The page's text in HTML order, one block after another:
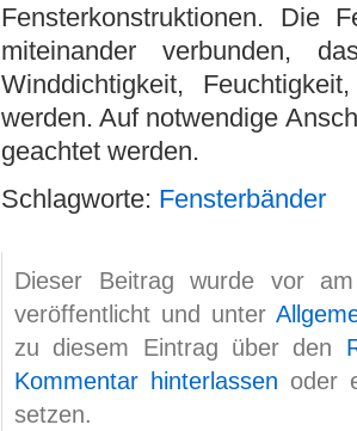
Fensterkonstruktionen. Die
miteinander verbunden,
Winddichtigkeit,
werden. Auf notwendige
geachtet werden.
Schlagworte: Fensterbänder
Dieser Beitrag wurde vor
veröffentlicht und unter
zu diesem Eintrag über den
Kommentar hinterlassen oder
setzen.